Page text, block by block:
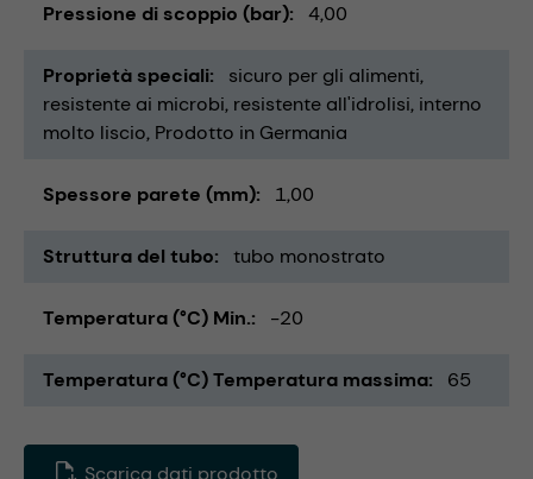
Pressione di scoppio (bar) 4,00
Proprietà speciali
sicuro per gli alimenti
resistente ai microbi resistente all'idrolisi interno
molto liscio Prodotto in Germania
Spessore parete (mm) 1,00
Struttura del tubo tubo monostrato
Temperatura (°C) Min. -20
Temperatura (°C) Temperatura massima 65
Scarica dati prodotto